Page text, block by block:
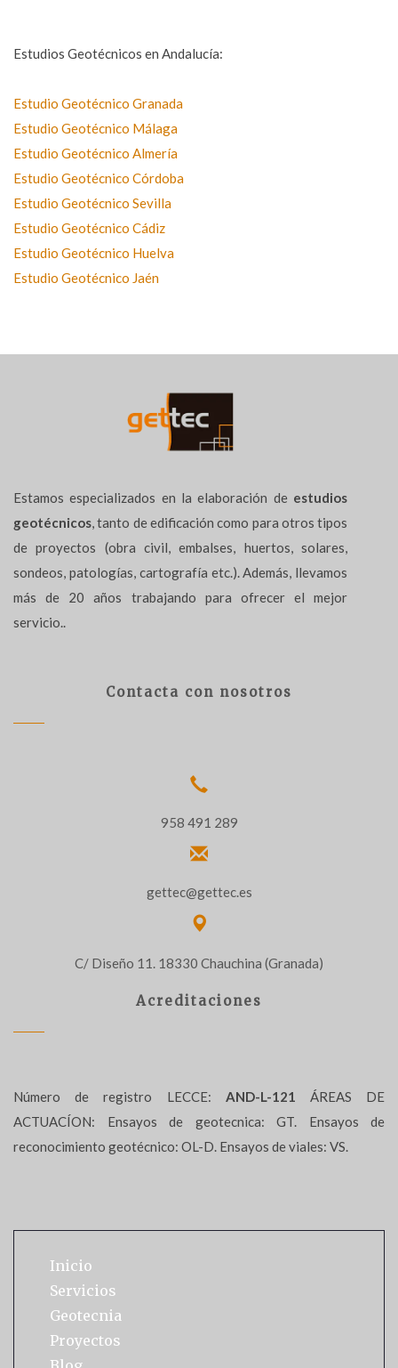
Estudios Geotécnicos en Andalucía:
Estudio Geotécnico Granada
Estudio Geotécnico Málaga
Estudio Geotécnico Almería
Estudio Geotécnico Córdoba
Estudio Geotécnico Sevilla
Estudio Geotécnico Cádiz
Estudio Geotécnico Huelva
Estudio Geotécnico Jaén
Estamos especializados en la elaboración de estudios
geotécnicos, tanto de edificación como para otros tipos
de proyectos (obra civil, embalses, huertos, solares,
sondeos, patologías, cartografía etc.). Además, llevamos
más de 20 años trabajando para ofrecer el mejor
servicio..
Contacta con nosotros
958 491 289
gettec@gettec.es
C/ Diseño 11. 18330 Chauchina (Granada)
Acreditaciones
Número de registro LECCE: AND-L-121 ÁREAS DE
ACTUACÍON: Ensayos de geotecnica: GT. Ensayos de
reconocimiento geotécnico: OL-D. Ensayos de viales: VS.
Inicio
Servicios
Geotecnia
Proyectos